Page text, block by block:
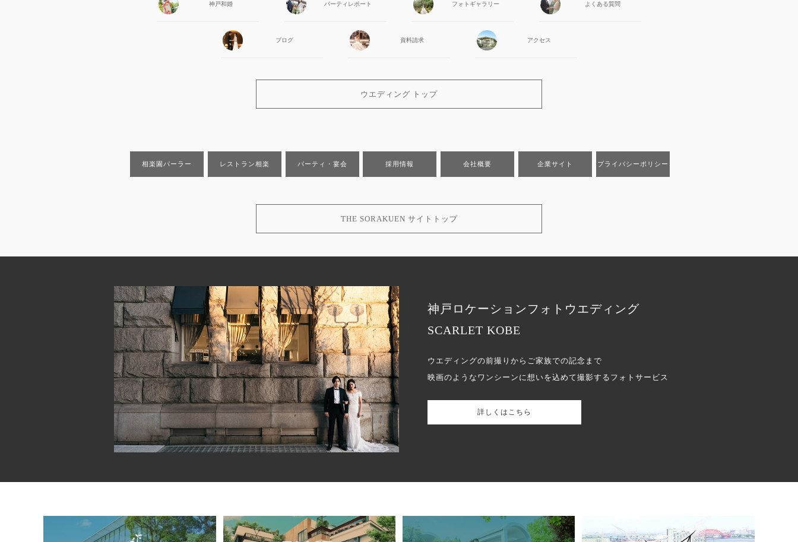
神戸和婚 パーティ レポート フォト ギャラリー よくある質問
ブログ 資料請求 アクセス
ウエディング トップ
相楽園パーラー レストラン相楽 パーティ・宴会 採用情報 会社概要 企業サイト プライバシーポリシー
THE SORAKUEN サイトトップ
神戸ロケーションフォトウエディング
SCARLET KOBE
ウエディングの前撮りからご家族での記念まで
映画のようなワンシーンに想いを込めて撮影するフォトサービス
詳しくはこちら